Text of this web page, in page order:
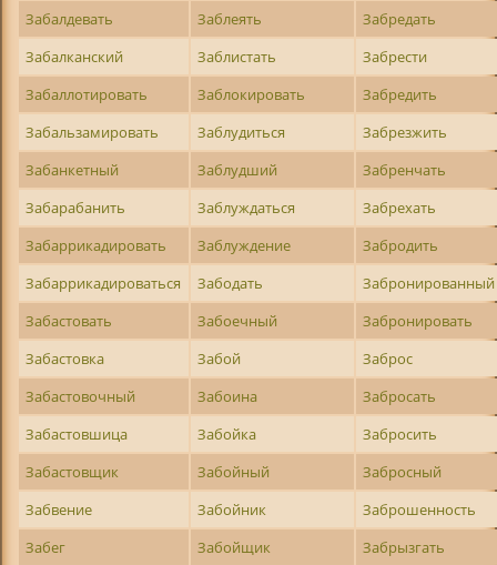
Забалдевать
Заблеять
Забредать
Забалканский
Заблистать
Забрести
Забаллотировать
Заблокировать
Забредить
Забальзамировать
Заблудиться
Забрезжить
Забанкетный
Заблудший
Забренчать
Забарабанить
Заблуждаться
Забрехать
Забаррикадировать
Заблуждение
Забродить
Забаррикадироваться
Забодать
Забронированный
Забастовать
Забоечный
Забронировать
Забастовка
Забой
Заброс
Забастовочный
Забоина
Забросать
Забастовшица
Забойка
Забросить
Забастовщик
Забойный
Забросный
Забвение
Забойник
Заброшенность
Забег
Забойщик
Забрызгать